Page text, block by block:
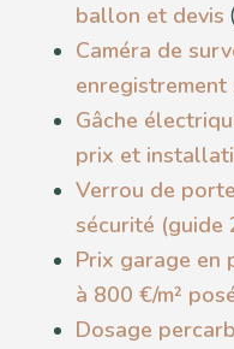
ballon et devis
Caméra de
Gâche
prix et
Verrou de
sécurité (guide
Prix garage en
à 800 €/m²
Dosage